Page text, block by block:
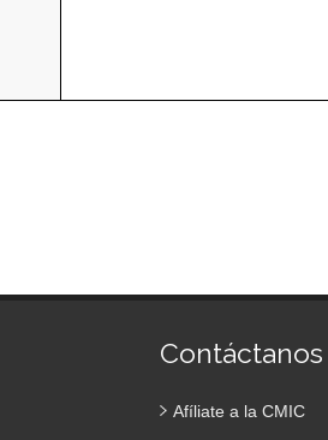
Contáctanos
Afíliate a la CMIC